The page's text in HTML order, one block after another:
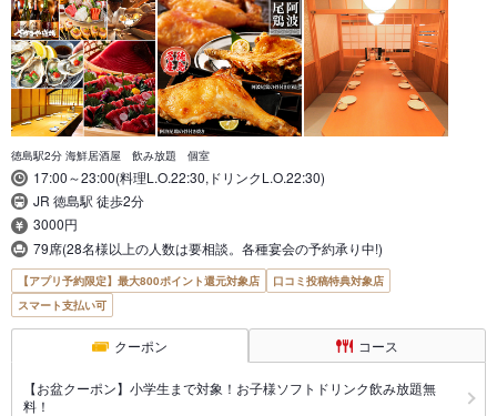
徳島駅2分 海鮮居酒屋 飲み放題 個室
17:00～23:00(料理L.O.22:30,ドリンクL.O.22:30)
JR 徳島駅 徒歩2分
3000円
79席(28名様以上の人数は要相談。各種宴会の予約承り中!)
【アプリ予約限定】最大800ポイント還元対象店
口コミ投稿特典対象店
スマート支払い可
クーポン コース
【お盆クーポン】小学生まで対象！お子様ソフトドリンク飲み放題無
料！